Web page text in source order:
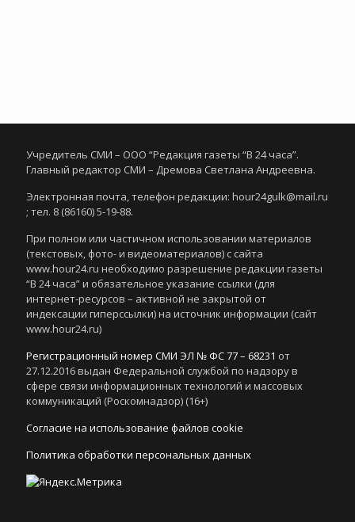
Учредитель СМИ – ООО “Редакция газеты “В 24 часа”.
Главный редактор СМИ – Дремова Светлана Андреевна.
Электронная почта, телефон редакции: hour24gulk@mail.ru
; тел. 8 (86160) 5-19-88.
При полном или частичном использовании материалов
(текстовых, фото- и видеоматериалов) с сайта
www.hour24.ru необходимо разрешение редакции газеты
“В 24 часа” и обязательное указание ссылки (для
интернет-ресурсов – активной не закрытой от
индексации гиперссылки) на источник информации (сайт
www.hour24.ru)
Регистрационный номер СМИ ЭЛ № ФС 77 – 68231 от
27.12.2016 выдан Федеральной службой по надзору в
сфере связи информационных технологий и массовых
коммуникаций (Роскомнадзор) (16+)
Согласие на использование файлов cookie
Политика обработки персональных данных